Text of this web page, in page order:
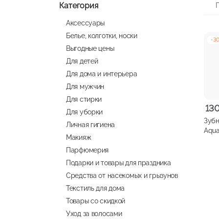
Категория
Аксессуары
Белье, колготки, носки
Выгодные цены
Для детей
Для дома и интерьера
Для мужчин
Для стирки
Для уборки
Личная гигиена
Макияж
Парфюмерия
Подарки и товары для праздника
Средства от насекомых и грызунов
Текстиль для дома
Товары со скидкой
Уход за волосами
-
цена
цена: